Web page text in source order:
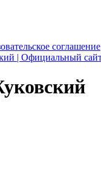
соглашение